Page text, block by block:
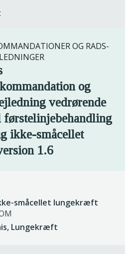
OG RADS-
og
vedrørende
ikke-småcellet
1.6
småcellet lungekræft
Lungekræft